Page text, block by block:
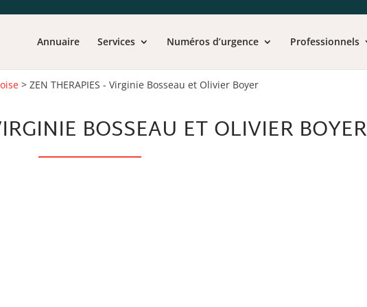
Annuaire Services Numéros d’urgence Professionnels
>ZEN THERAPIES - Virginie Bosseau et Olivier Boyer
BOSSEAU ET OLIVIER BOYER